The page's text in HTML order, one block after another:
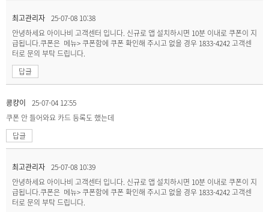
최고관리자 25-07-08 10:38
안녕하세요 아이나비 고객센터 입니다. 신규로 앱 설치하시면 10분 이내로 쿠폰이 지
급됩니다.쿠폰은 메뉴> 쿠폰함에 쿠폰 확인해 주시고 없을 경우 1833-4242 고객센
터로 문의 부탁 드립니다.
답글
쿙컁이
25-07-04 12:55
쿠폰 안 들어와요 카드 등록도 했는데
답글
최고관리자 25-07-08 10:39
안녕하세요 아이나비 고객센터 입니다. 신규로 앱 설치하시면 10분 이내로 쿠폰이 지
급됩니다.쿠폰은 메뉴> 쿠폰함에 쿠폰 확인해 주시고 없을 경우 1833-4242 고객센
터로 문의 부탁 드립니다.